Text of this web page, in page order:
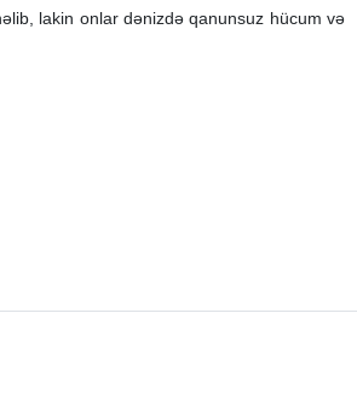
lakin onlar dənizdə qanunsuz hücum və